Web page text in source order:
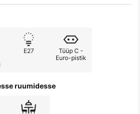
E27
Tüüp C -
Euro-pistik
ruumidesse